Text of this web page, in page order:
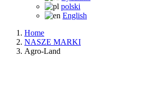
polski
English
Home
NASZE MARKI
Agro-Land